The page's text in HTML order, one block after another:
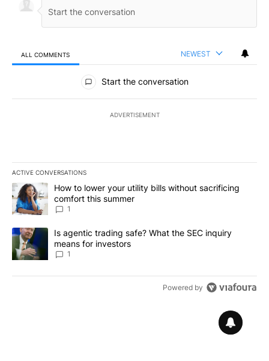
ALL COMMENTS NEWEST
All Comments
Start the conversation
ADVERTISEMENT
ACTIVE CONVERSATIONS
The following is a list of the most commented articles in the last
A trending article titled "How to lower your utility bills without
How to lower your utility bills without sacrificing
comfort this summer
1
A trending article titled "Is agentic trading safe? What the SEC
Is agentic trading safe? What the SEC inquiry
means for investors
1
Powered by